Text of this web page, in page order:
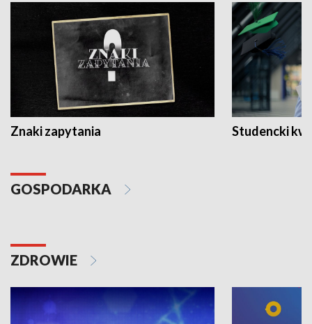
Znaki zapytania Studencki
GOSPODARKA
ZDROWIE